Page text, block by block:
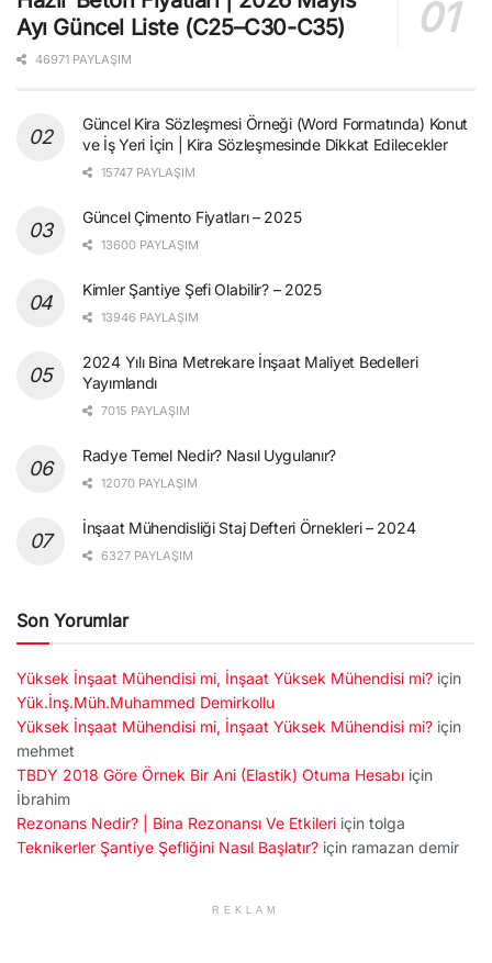
Ayı Güncel Liste (C25–C30-C35)
46971 PAYLAŞIM
Güncel Kira Sözleşmesi Örneği (Word Formatında) Konut
ve İş Yeri İçin | Kira Sözleşmesinde Dikkat Edilecekler
15747 PAYLAŞIM
Güncel Çimento Fiyatları – 2025
13600 PAYLAŞIM
Kimler Şantiye Şefi Olabilir? – 2025
13946 PAYLAŞIM
2024 Yılı Bina Metrekare İnşaat Maliyet Bedelleri
Yayımlandı
7015 PAYLAŞIM
Radye Temel Nedir? Nasıl Uygulanır?
12070 PAYLAŞIM
İnşaat Mühendisliği Staj Defteri Örnekleri – 2024
6327 PAYLAŞIM
Son Yorumlar
Yüksek İnşaat Mühendisi mi, İnşaat Yüksek Mühendisi mi? için
Yük.İnş.Müh.Muhammed Demirkollu
Yüksek İnşaat Mühendisi mi, İnşaat Yüksek Mühendisi mi? için
mehmet
TBDY 2018 Göre Örnek Bir Ani (Elastik) Otuma Hesabı için
İbrahim
Rezonans Nedir? | Bina Rezonansı Ve Etkileri için tolga
Teknikerler Şantiye Şefliğini Nasıl Başlatır? için ramazan demir
REKLAM